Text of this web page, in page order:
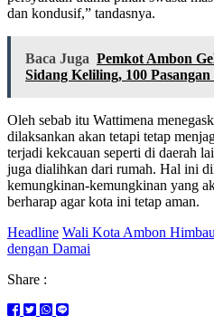
dan kondusif,” tandasnya.
Baca Juga Pemkot Ambon
Sidang Keliling, 100
Oleh sebab itu Wattimena
dilaksankan akan tetapi tetap
terjadi kekcauan seperti di daerah
juga dialihkan dari rumah. Hal ini
kemungkinan-kemungkinan yang
berharap agar kota ini tetap aman.
Headline Wali Kota Ambon
dengan Damai
Share :